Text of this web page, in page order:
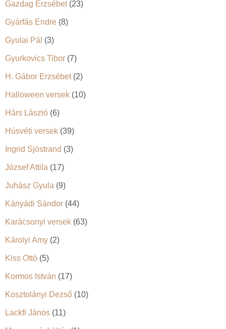
Gazdag Erzsébet(23)
Gyárfás Endre (8)
Gyulai Pál (3)
Gyurkovics Tibor (7)
H. Gábor Erzsébet(2)
Halloween versek (10)
Hárs László (6)
Húsvéti versek (39)
Ingrid Sjöstrand (3)
József Attila (17)
Juhász Gyula (9)
Kányádi Sándor (44)
Karácsonyi versek (63)
Károlyi Amy (2)
Kiss Ottó (5)
Kormos István (17)
Kosztolányi Dezső (10)
Lackfi János (11)